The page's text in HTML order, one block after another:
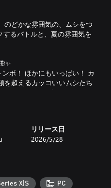
のどかな雰囲気の、ムシをつ
るバトルと、夏の雰囲気を
ボ！ ほかにもいっぱい！ カ
を超えるカッコいいムシたち
シとりあみを振ってつかま
カッコよさでムシを選んで
ターなのか、ほかの子たち
に加わるカードは変わる
。
リリース日
2026/5/28
X|S PC